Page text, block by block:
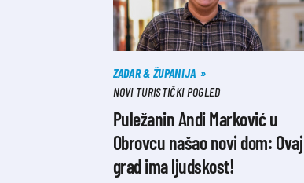
ZADAR & ŽUPANIJA
NOVI TURISTIČKI POGLED
Puležanin Andi Marković u
Obrovcu našao novi dom: Ovaj
grad ima ljudskost!